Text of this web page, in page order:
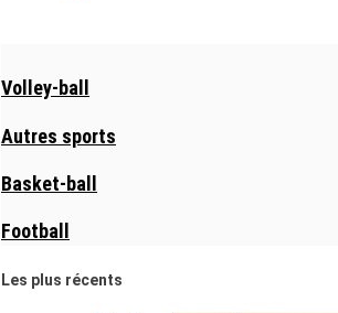
Volley-ball
Autres sports
Basket-ball
Football
Les plus récents